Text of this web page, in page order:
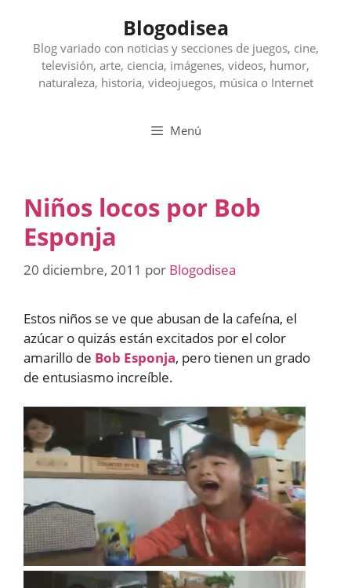
contenido
Blogodisea
Blog variado con noticias y secciones de juegos, cine,
televisión, arte, ciencia, imágenes, videos, humor,
naturaleza, historia, videojuegos, música o Internet
Menú
Niños locos por Bob
Esponja
20 diciembre, 2011 por Blogodisea
Estos niños se ve que abusan de la cafeína, el
azúcar o quizás están excitados por el color
amarillo de Bob Esponja, pero tienen un grado
de entusiasmo increíble.